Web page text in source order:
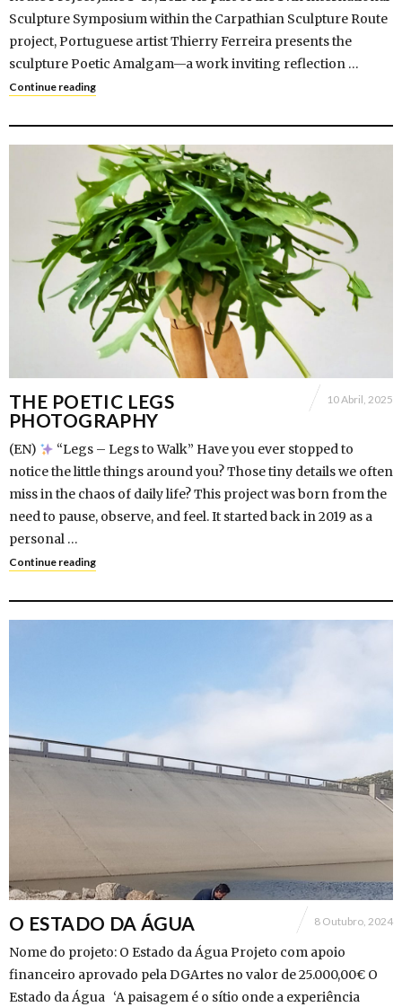
Sculpture Symposium within the Carpathian Sculpture Route
project, Portuguese artist Thierry Ferreira presents the
sculpture Poetic Amalgam—a work inviting reflection …
Continue reading
THE POETIC LEGS
PHOTOGRAPHY
10 Abril, 2025
(EN)
“Legs – Legs to Walk” Have you ever stopped to
notice the little things around you? Those tiny details we often
miss in the chaos of daily life? This project was born from the
need to pause, observe, and feel. It started back in 2019 as a
personal …
Continue reading
O ESTADO DA ÁGUA 8 Outubro, 2024
Nome do projeto: O Estado da Água Projeto com apoio
financeiro aprovado pela DGArtes no valor de 25.000,00€ O
Estado da Água ‘A paisagem é o sítio onde a experiência